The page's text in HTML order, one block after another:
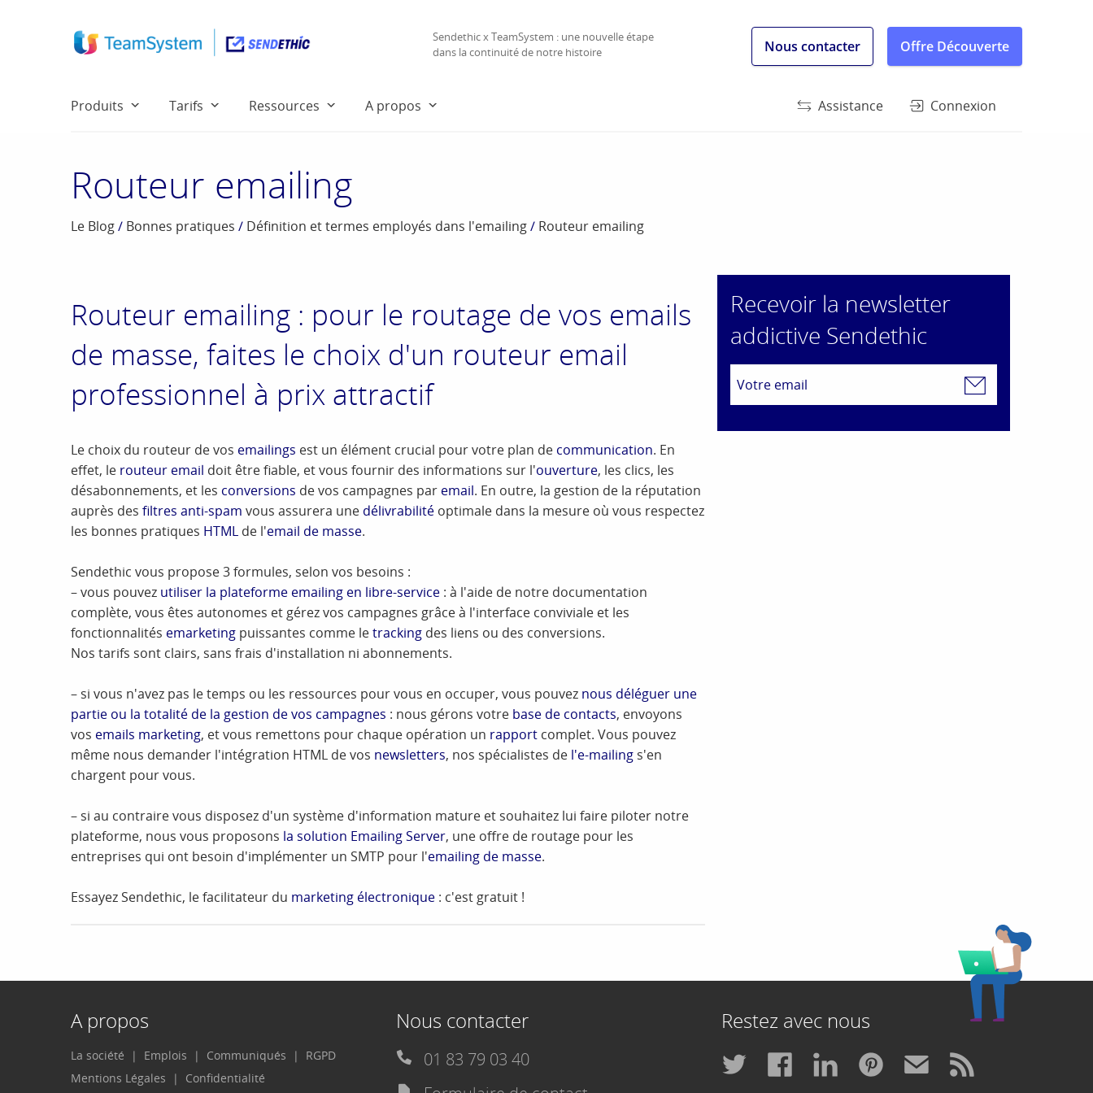
Sendethic x TeamSystem : une nouvelle étape
dans la continuité de notre histoire
Nous contacter Offre Découverte
Produits Tarifs Ressources A propos Assistance Connexion
Routeur emailing
Le Blog/ Bonnes pratiques / Définition et termes employés dans l'emailing/ Routeur emailing
Routeur emailing : pour le routage de vos emails
de masse, faites le choix d'un routeur email
professionnel à prix attractif
Le choix du routeur de vos emailings est un élément crucial pour votre plan de communication. En
effet, le routeur email doit être fiable, et vous fournir des informations sur l'ouverture, les clics, les
désabonnements, et les conversions de vos campagnes par email. En outre, la gestion de la réputation
auprès des filtres anti-spam vous assurera une délivrabilité optimale dans la mesure où vous respectez
les bonnes pratiques HTML de l'email de masse.
Sendethic vous propose 3 formules, selon vos besoins :
– vous pouvez utiliser la plateforme emailing en libre-service : à l'aide de notre documentation
complète, vous êtes autonomes et gérez vos campagnes grâce à l'interface conviviale et les
fonctionnalités emarketing puissantes comme letracking des liens ou des conversions.
Nos tarifs sont clairs, sans frais d'installation ni abonnements.
– si vous n'avez pas le temps ou les ressources pour vous en occuper, vous pouvez nous déléguer une
partie ou la totalité de la gestion de vos campagnes : nous gérons votre base de contacts, envoyons
vos emails marketing, et vous remettons pour chaque opération un rapport complet. Vous pouvez
même nous demander l'intégration HTML de vos newsletters, nos spécialistes de l'e-mailing s'en
chargent pour vous.
– si au contraire vous disposez d'un système d'information mature et souhaitez lui faire piloter notre
plateforme, nous vous proposons la solution Emailing Server, une offre de routage pour les
entreprises qui ont besoin d'implémenter un SMTP pour l'emailing de masse.
Essayez Sendethic, le facilitateur du marketing électronique : c'est gratuit !
Recevoir la newsletter
addictive Sendethic
A propos
La société Emplois Communiqués
RGPD
Mentions Légales
Confidentialité
Nous contacter
01 83 79 03 40
Restez avec nous